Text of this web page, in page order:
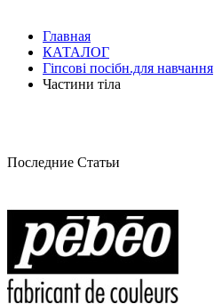
Главная
КАТАЛОГ
Гіпсові посібн.для навчання
Частини тіла
Последние Статьи